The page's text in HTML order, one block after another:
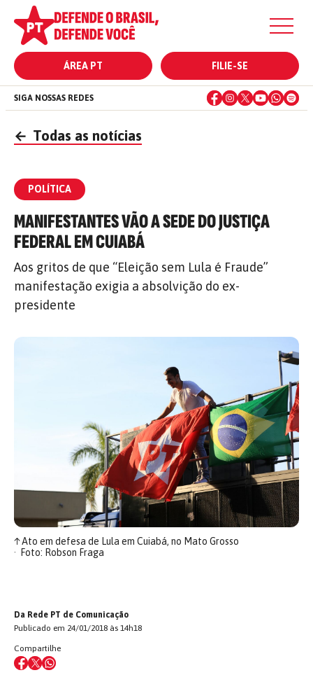
ÁREA PT FILIE-SE
SIGA NOSSAS REDES
← Todas as notícias
POLÍTICA
MANIFESTANTES VÃO A SEDE DO JUSTIÇA
FEDERAL EM CUIABÁ
Aos gritos de que “Eleição sem Lula é Fraude”
manifestação exigia a absolvição do ex-
presidente
↑Ato em defesa de Lula em Cuiabá, no Mato Grosso
Foto: Robson Fraga
Da Rede PT de Comunicação
Publicado em 24/01/2018 às 14h18
Compartilhe